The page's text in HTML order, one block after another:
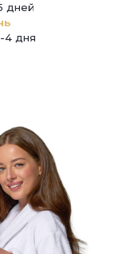
дней
4 дня